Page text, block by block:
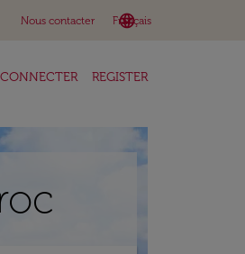
Nous contacter language
Français
keyboard_arrow_down
REGISTER